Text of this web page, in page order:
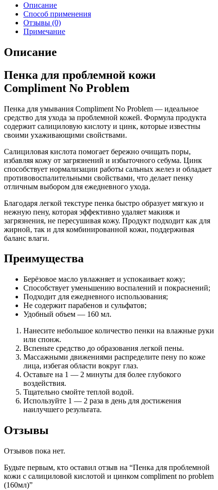
Описание
Способ применения
Отзывы (0)
Примечание
Описание
Пенка для проблемной кожи
Compliment No Problem
Пенка для умывания Compliment No Problem — идеальное
средство для ухода за проблемной кожей. Формула продукта
содержит салициловую кислоту и цинк, которые известны
своими ухаживающими свойствами.
Салициловая кислота помогает бережно очищать поры,
избавляя кожу от загрязнений и избыточного себума. Цинк
способствует нормализации работы сальных желез и обладает
противовоспалительными свойствами, что делает пенку
отличным выбором для ежедневного ухода.
Благодаря легкой текстуре пенка быстро образует мягкую и
нежную пену, которая эффективно удаляет макияж и
загрязнения, не пересушивая кожу. Продукт подходит как для
жирной, так и для комбинированной кожи, поддерживая
баланс влаги.
Преимущества
Берёзовое масло увлажняет и успокаивает кожу;
Способствует уменьшению воспалений и покраснений;
Подходит для ежедневного использования;
Не содержит парабенов и сульфатов;
Удобный объем — 160 мл.
Нанесите небольшое количество пенки на влажные руки
или спонж.
Вспеньте средство до образования легкой пены.
Массажными движениями распределите пену по коже
лица, избегая области вокруг глаз.
Оставьте на 1 — 2 минуты для более глубокого
воздействия.
Тщательно смойте теплой водой.
Используйте 1 — 2 раза в день для достижения
наилучшего результата.
Отзывы
Отзывов пока нет.
Будьте первым, кто оставил отзыв на “Пенка для проблемной
кожи c салициловой кислотой и цинком compliment no problem
(160мл)”